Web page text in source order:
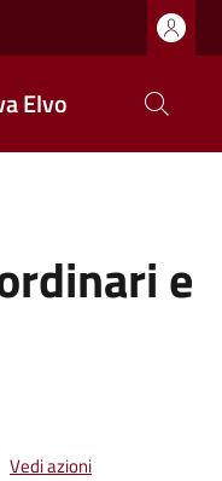
Elvo
e
Vedi azioni